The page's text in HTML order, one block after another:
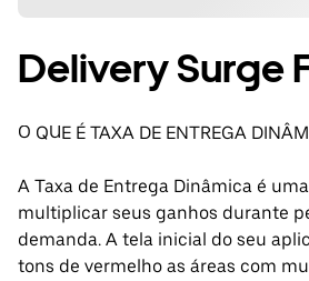
Delivery Surge
O QUE É TAXA DE ENTREGA
A Taxa de Entrega Dinâmica é
multiplicar seus ganhos durante
demanda. A tela inicial do seu
tons de vermelho as áreas com